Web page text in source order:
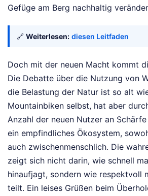
Gefüge am Berg nachhaltig
🔗 Weiterlesen: diesen Leitfaden
Doch mit der neuen Macht kommt
Die Debatte über die Nutzung von
die Belastung der Natur ist so alt
Mountainbiken selbst, hat aber
Anzahl der neuen Nutzer an
ein empfindliches Ökosystem,
auch zwischenmenschlich. Die
zeigt sich nicht darin, wie schnell
hinaufjagt, sondern wie respektvoll
teilt. Ein leises Grüßen beim